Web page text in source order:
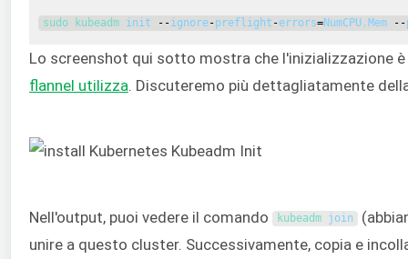
sudo kubeadm init --ignore-preflight -errors=NumCPU,Mem --
Lo screenshot qui sotto mostra che l'inizializzazione
flannel utilizza . Discuteremo più dettagliatamente
Nell'output, puoi vedere il comando kubeadm join
unire a questo cluster. Successivamente, copia e